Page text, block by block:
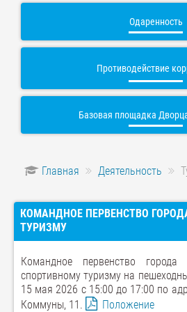
Одаренность
Противодействие
Базовая площадка
Главная Деятельность
КОМАНДНОЕ ПЕРВЕНСТВО
ТУРИЗМУ
Командное первенство
спортивному туризму на
15 мая 2026 с 15:00 до 17:00 по
Коммуны, 11.
Положение